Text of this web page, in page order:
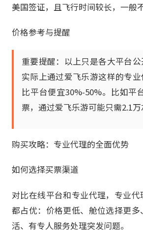
美国签证，且飞行时间较长，一般
价格参考与提醒
重要提醒：以上只是各大平台公
实际上通过爱飞乐游这样的专
比平台便宜30%-50%。比如平
票，通过爱飞乐游可能只需2.1万
购买攻略：专业代理的全面优势
如何选择买票渠道
对比在线平台和专业代理，专业
都占优：价格更低、舱位选择更多
活、有专人服务处理突发问题。